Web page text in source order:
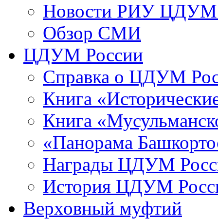
Новости РИУ ЦДУМ
Обзор СМИ
ЦДУМ России
Справка о ЦДУМ
Книга
Книга
«Панорама
Награды ЦДУМ
История ЦДУМ
Верховный муфтий